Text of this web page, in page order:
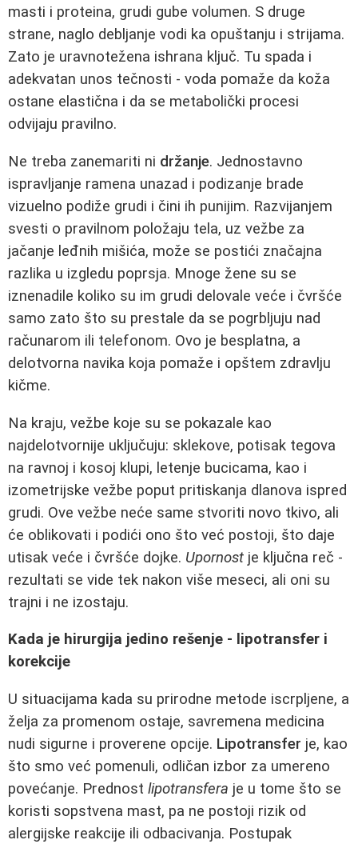
masti i proteina, grudi gube volumen. S druge
strane, naglo debljanje vodi ka opuštanju i strijama.
Zato je uravnotežena ishrana ključ. Tu spada i
adekvatan unos tečnosti - voda pomaže da koža
ostane elastična i da se metabolički procesi
odvijaju pravilno.
Ne treba zanemariti ni držanje. Jednostavno
ispravljanje ramena unazad i podizanje brade
vizuelno podiže grudi i čini ih punijim. Razvijanjem
svesti o pravilnom položaju tela, uz vežbe za
jačanje leđnih mišića, može se postići značajna
razlika u izgledu poprsja. Mnoge žene su se
iznenadile koliko su im grudi delovale veće i čvršće
samo zato što su prestale da se pogrbljuju nad
računarom ili telefonom. Ovo je besplatna, a
delotvorna navika koja pomaže i opštem zdravlju
kičme.
Na kraju, vežbe koje su se pokazale kao
najdelotvornije uključuju: sklekove, potisak tegova
na ravnoj i kosoj klupi, letenje bucicama, kao i
izometrijske vežbe poput pritiskanja dlanova ispred
grudi. Ove vežbe neće same stvoriti novo tkivo, ali
će oblikovati i podići ono što već postoji, što daje
utisak veće i čvršće dojke. Upornost je ključna reč -
rezultati se vide tek nakon više meseci, ali oni su
trajni i ne izostaju.
Kada je hirurgija jedino rešenje - lipotransfer i
korekcije
U situacijama kada su prirodne metode iscrpljene, a
želja za promenom ostaje, savremena medicina
nudi sigurne i proverene opcije. Lipotransfer je, kao
što smo već pomenuli, odličan izbor za umereno
povećanje. Prednost lipotransfera je u tome što se
koristi sopstvena mast, pa ne postoji rizik od
alergijske reakcije ili odbacivanja. Postupak